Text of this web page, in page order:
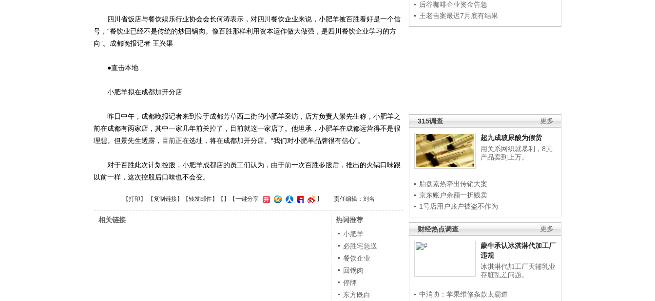
后谷咖啡企业资金告急
王老吉案最迟7月底有结果
更多
315调查
超九成玻尿酸为假货
用关系网织就暴利，8元
产品卖到上万。
胎盘素热牵出传销大案
京东账户余额一折贱卖
1号店用户账户被盗不作为
更多
财经热点调查
蒙牛承认冰淇淋代加工厂
违规
冰淇淋代加工厂天辅乳业
存脏乱差问题。
中消协：苹果维修条款太霸道
四川省饭店与餐饮娱乐行业协会会长何涛表示，对四川餐饮企业来说，小肥羊被百胜看好是一个信
号，“餐饮业已经不是传统的炒回锅肉。像百胜那样利用资本运作做大做强，是四川餐饮企业学习的方
向”。成都晚报记者 王兴渠
●直击本地
小肥羊拟在成都加开分店
昨日中午，成都晚报记者来到位于成都芳草西二街的小肥羊采访，店方负责人景先生称，小肥羊之
前在成都有两家店，其中一家几年前关掉了，目前就这一家店了。他坦承，小肥羊在成都运营得不是很
理想。但景先生透露，目前正在选址，将在成都加开分店。“我们对小肥羊品牌很有信心”。
对于百胜此次计划控股，小肥羊成都店的员工们认为，由于前一次百胜参股后，推出的火锅口味跟
以前一样，这次控股后口味也不会变。
【打印 】 【复制链接】【转发邮件】【 】 【一键分享 】 责任编辑：刘名
相关链接
热词推荐
小肥羊
必胜宅急送
餐饮企业
回锅肉
停牌
东方既白